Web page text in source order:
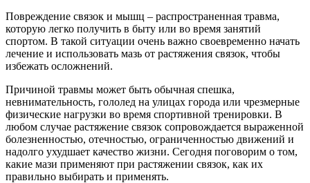
Повреждение связок и мышц – распространенная травма,
которую легко получить в быту или во время занятий
спортом. В такой ситуации очень важно своевременно начать
лечение и использовать мазь от растяжения связок, чтобы
избежать осложнений.
Причиной травмы может быть обычная спешка,
невнимательность, гололед на улицах города или чрезмерные
физические нагрузки во время спортивной тренировки. В
любом случае растяжение связок сопровождается выраженной
болезненностью, отечностью, ограниченностью движений и
надолго ухудшает качество жизни. Сегодня поговорим о том,
какие мази применяют при растяжении связок, как их
правильно выбирать и применять.